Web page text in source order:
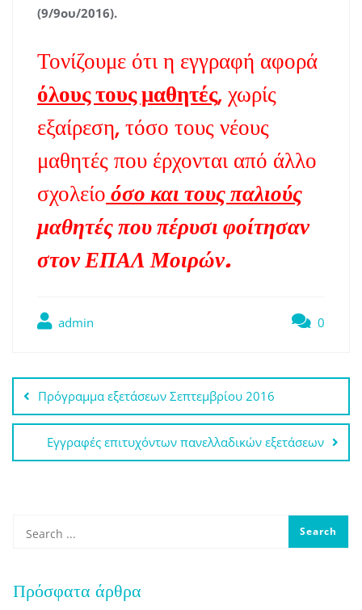
(9/9ου/2016).
Τονίζουμε ότι η εγγραφή αφορά
όλους τους μαθητές, χωρίς
εξαίρεση, τόσο τους νέους
μαθητές που έρχονται από άλλο
σχολείοόσο και τους παλιούς
μαθητές που πέρυσι φοίτησαν
στον ΕΠΑΛ Μοιρών.
admin 0
Πλοήγηση
άρθρων
Πρόγραμμα εξετάσεων Σεπτεμβρίου 2016
Εγγραφές επιτυχόντων πανελλαδικών εξετάσεων
Πρόσφατα άρθρα